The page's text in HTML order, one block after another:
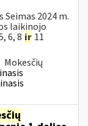
2024 m.
laikinojo
6, 8 ir 11
Mokesčių